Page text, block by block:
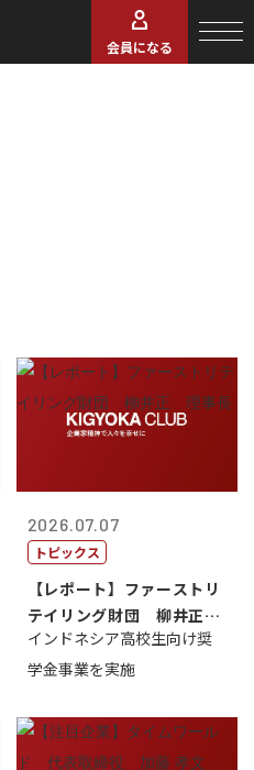
会員になる
2026.07.07
トピックス
【レポート】ファーストリ
テイリング財団 柳井正
理事長
インドネシア高校生向け奨
学金事業を実施